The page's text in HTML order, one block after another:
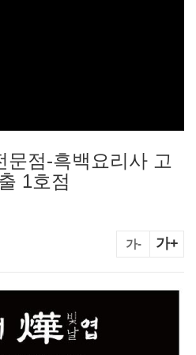
점-흑백요리사 고
1호점
가- 가+